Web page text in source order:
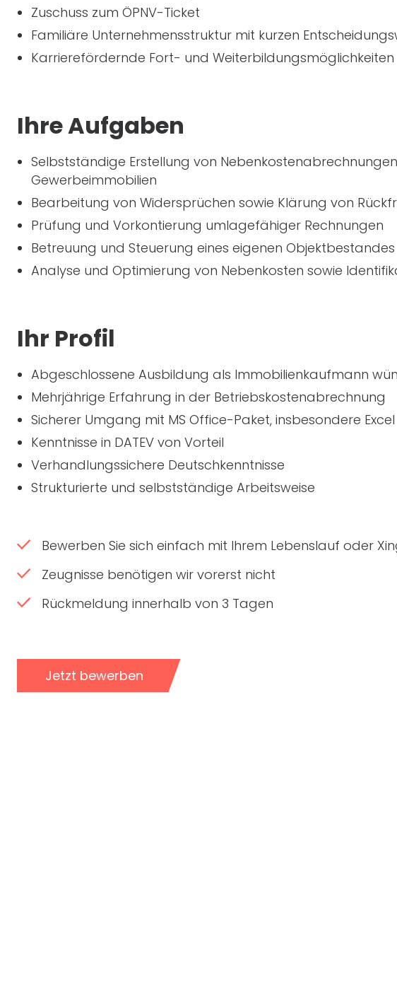
Zuschuss zum ÖPNV-Ticket
Familiäre Unternehmensstruktur mit kurzen
Karrierefördernde Fort- und Weiterbildungsmöglichkeiten
Ihre Aufgaben
Selbstständige Erstellung von
Gewerbeimmobilien
Bearbeitung von Widersprüchen sowie Klärung von
Prüfung und Vorkontierung umlagefähiger Rechnungen
Betreuung und Steuerung eines eigenen Objektbestandes
Analyse und Optimierung von Nebenkosten sowie
Ihr Profil
Abgeschlossene Ausbildung als Immobilienkaufmann
Mehrjährige Erfahrung in der Betriebskostenabrechnung
Sicherer Umgang mit MS Office-Paket, insbesondere Excel
Kenntnisse in DATEV von Vorteil
Verhandlungssichere Deutschkenntnisse
Strukturierte und selbstständige Arbeitsweise
Bewerben Sie sich einfach mit Ihrem Lebenslauf oder
Zeugnisse benötigen wir vorerst nicht
Rückmeldung innerhalb von 3 Tagen
Jetzt bewerben